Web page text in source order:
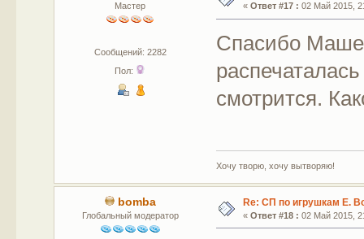
Мастер
Сообщений: 2282
Пол:
« Ответ #17 : 02 Май 2015,
Спасибо
смотрится.
Хочу творю, хочу вытворяю!
bomba
Глобальный модератор
Re: СП по игрушкам Е.
« Ответ #18 : 02 Май 2015,